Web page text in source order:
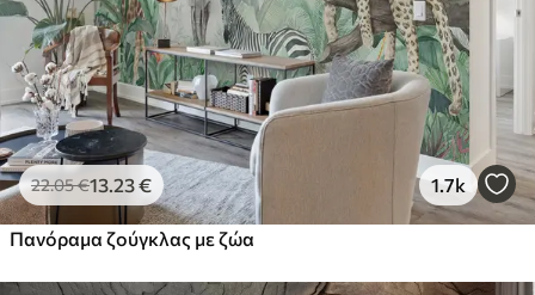
22.05€13 .23€ 1.7k
Πανόραμα ζούγκλας με ζώα